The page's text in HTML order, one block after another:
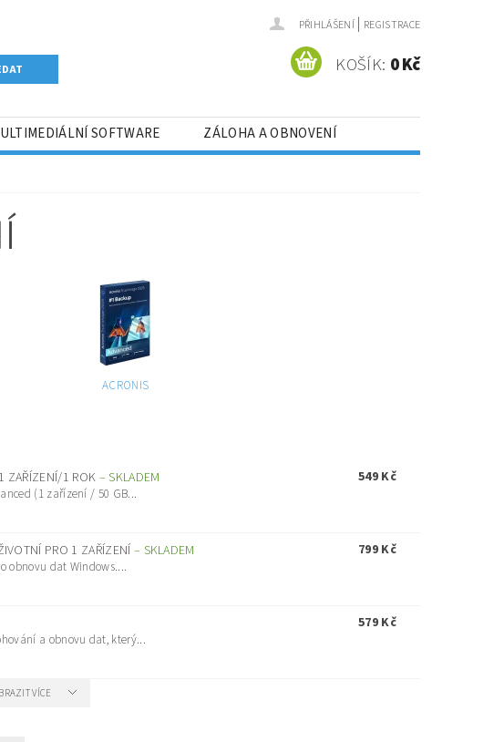
PŘIHLÁŠENÍ | REGISTRACE
KOŠÍK: 0 Kč
SOFTWARE
ZÁLOHA A OBNOVENÍ
ACRONIS
ZAŘÍZENÍ/1 ROK –SKLADEM
(1 zařízení / 50 GB...
549 Kč
PRO 1 ZAŘÍZENÍ – SKLADEM
obnovu dat Windows....
799 Kč
a obnovu dat, který...
579 Kč
VÍCE